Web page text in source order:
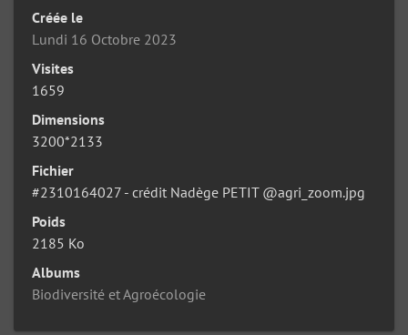
Créée le
Lundi 16 Octobre 2023
Visites
1659
Dimensions
3200*2133
Fichier
#2310164027 - crédit Nadège PETIT @agri_zoom.jpg
Poids
2185 Ko
Albums
Biodiversité et Agroécologie